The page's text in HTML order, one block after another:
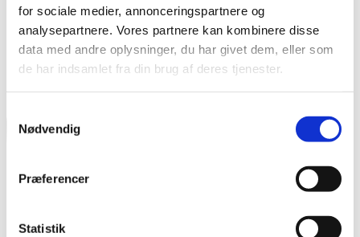
for sociale medier, annonceringspartnere og
analysepartnere. Vores partnere kan kombinere disse
data med andre oplysninger, du har givet dem, eller som
de har indsamlet fra din brug af deres tjenester.
Nødvendig
Præferencer
Statistik
Behandling af personoplysninger